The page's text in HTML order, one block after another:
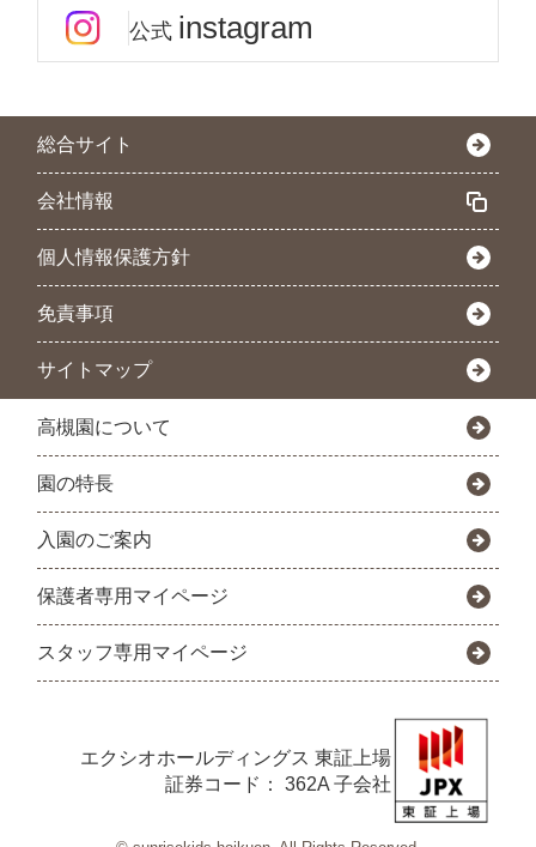
公式 instagram
総合サイト
会社情報
個人情報保護方針
免責事項
サイトマップ
高槻園について
園の特長
入園のご案内
保護者専用マイページ
スタッフ専用マイページ
エクシオホールディングス 東証上場
証券コード： 362A 子会社